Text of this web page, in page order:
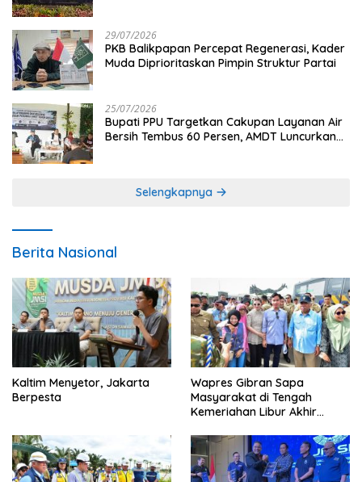
29/07/2026
PKB Balikpapan Percepat Regenerasi, Kader
Muda Diprioritaskan Pimpin Struktur Partai
25/07/2026
Bupati PPU Targetkan Cakupan Layanan Air
Bersih Tembus 60 Persen, AMDT Luncurkan
Selengkapnya
Berita Nasional
Kaltim Menyetor, Jakarta
Berpesta
Wapres Gibran Sapa
Masyarakat di Tengah
Kemeriahan Libur Akhir